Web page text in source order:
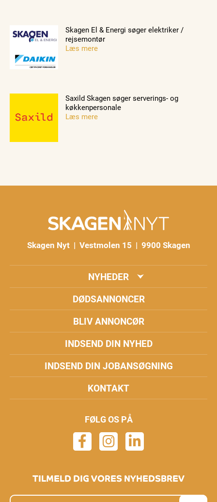
Skagen El & Energi søger elektriker /
rejsemontør
Læs mere
Saxild Skagen søger serverings- og
køkkenpersonale
Læs mere
Skagen Nyt | Vestmolen 15 | 9900 Skagen
NYHEDER
DØDSANNONCER
BLIV ANNONCØR
INDSEND DIN NYHED
INDSEND DIN JOBANSØGNING
KONTAKT
FØLG OS PÅ
TILMELD DIG VORES NYHEDSBREV